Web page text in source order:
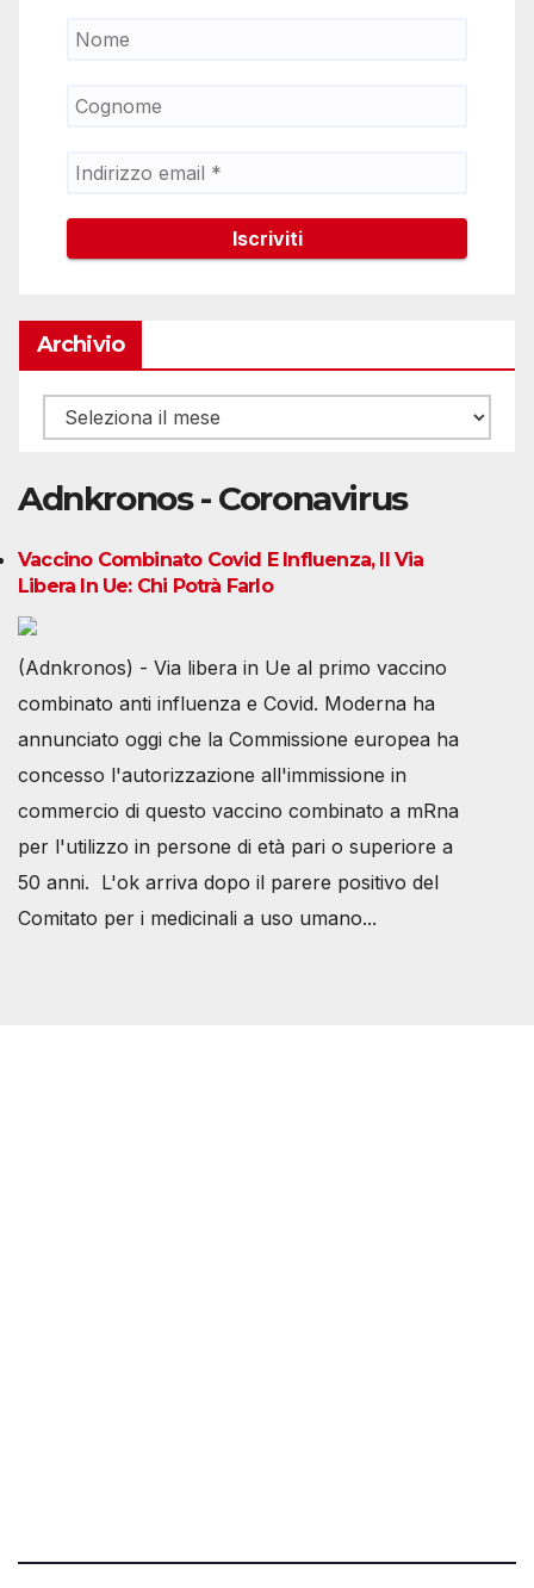
Archivio
Archivio
Adnkronos - Coronavirus
Vaccino Combinato Covid E Influenza, Il Via
Libera In Ue: Chi Potrà Farlo
(Adnkronos) - Via libera in Ue al primo vaccino
combinato anti influenza e Covid. Moderna ha
annunciato oggi che la Commissione europea ha
concesso l'autorizzazione all'immissione in
commercio di questo vaccino combinato a mRna
per l'utilizzo in persone di età pari o superiore a
50 anni. L'ok arriva dopo il parere positivo del
Comitato per i medicinali a uso umano...